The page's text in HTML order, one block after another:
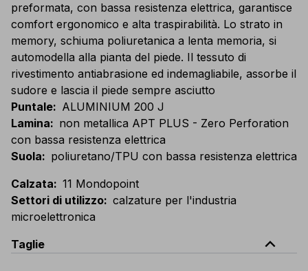
preformata, con bassa resistenza elettrica, garantisce
comfort ergonomico e alta traspirabilità. Lo strato in
memory, schiuma poliuretanica a lenta memoria, si
automodella alla pianta del piede. Il tessuto di
rivestimento antiabrasione ed indemagliabile, assorbe il
sudore e lascia il piede sempre asciutto
Puntale: ALUMINIUM 200 J
Lamina: non metallica APT PLUS - Zero Perforation
con bassa resistenza elettrica
Suola: poliuretano/TPU con bassa resistenza elettrica
Calzata: 11 Mondopoint
Settori di utilizzo: calzature per l'industria
microelettronica
Taglie
expand_less